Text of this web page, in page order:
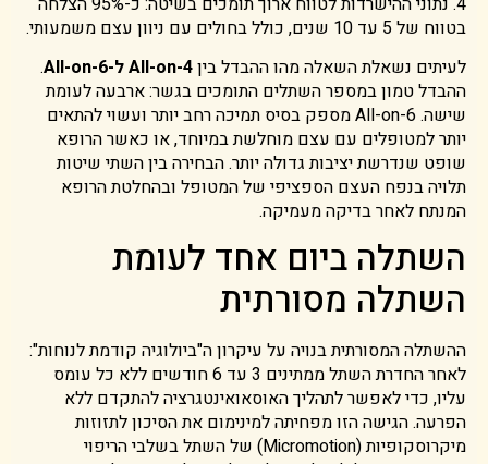
בטווח של 5 עד 10 שנים, כולל בחולים עם ניוון עצם משמעותי.
לעיתים נשאלת השאלה מהו ההבדל ביןAll-on-4 ל-All-on-6
.
ההבדל טמון במספר השתלים התומכים בגשר: ארבעה לעומת
שישה. All-on-6 מספק בסיס תמיכה רחב יותר ועשוי להתאים
יותר למטופלים עם עצם מוחלשת במיוחד, או כאשר הרופא
שופט שנדרשת יציבות גדולה יותר. הבחירה בין השתי שיטות
תלויה בנפח העצם הספציפי של המטופל ובהחלטת הרופא
המנתח לאחר בדיקה מעמיקה.
השתלה ביום אחד לעומת
השתלה מסורתית
ההשתלה המסורתית בנויה על עיקרון ה"ביולוגיה קודמת לנוחות":
לאחר החדרת השתל ממתינים 3 עד 6 חודשים ללא כל עומס
עליו, כדי לאפשר לתהליך האוסאואינטגרציה להתקדם ללא
הפרעה. הגישה הזו מפחיתה למינימום את הסיכון לתזוזות
מיקרוסקופיות (Micromotion) של השתל בשלבי הריפוי